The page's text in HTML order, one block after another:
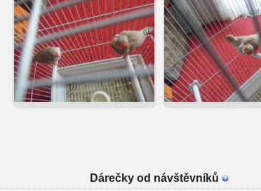
Dárečky od návštěvníků